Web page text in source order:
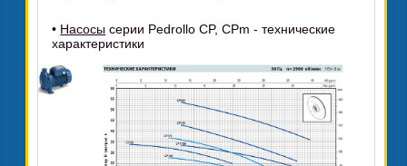
• Насосы серии Pedrollo CP, CPm - технические
характеристики